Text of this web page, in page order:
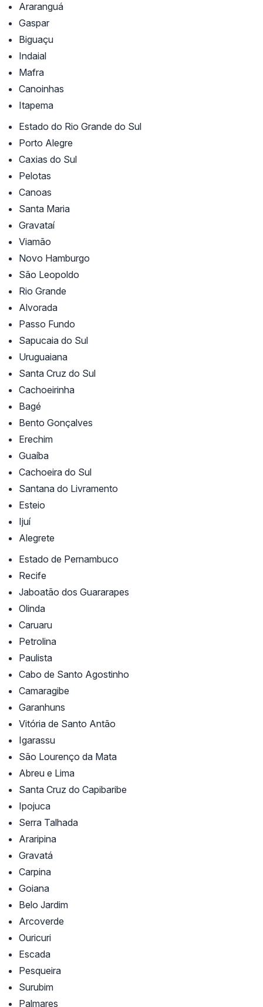
Araranguá
Gaspar
Biguaçu
Indaial
Mafra
Canoinhas
Itapema
Estado do Rio Grande do Sul
Porto Alegre
Caxias do Sul
Pelotas
Canoas
Santa Maria
Gravataí
Viamão
Novo Hamburgo
São Leopoldo
Rio Grande
Alvorada
Passo Fundo
Sapucaia do Sul
Uruguaiana
Santa Cruz do Sul
Cachoeirinha
Bagé
Bento Gonçalves
Erechim
Guaíba
Cachoeira do Sul
Santana do Livramento
Esteio
Ijuí
Alegrete
Estado de Pernambuco
Recife
Jaboatão dos Guararapes
Olinda
Caruaru
Petrolina
Paulista
Cabo de Santo Agostinho
Camaragibe
Garanhuns
Vitória de Santo Antão
Igarassu
São Lourenço da Mata
Abreu e Lima
Santa Cruz do Capibaribe
Ipojuca
Serra Talhada
Araripina
Gravatá
Carpina
Goiana
Belo Jardim
Arcoverde
Ouricuri
Escada
Pesqueira
Surubim
Palmares